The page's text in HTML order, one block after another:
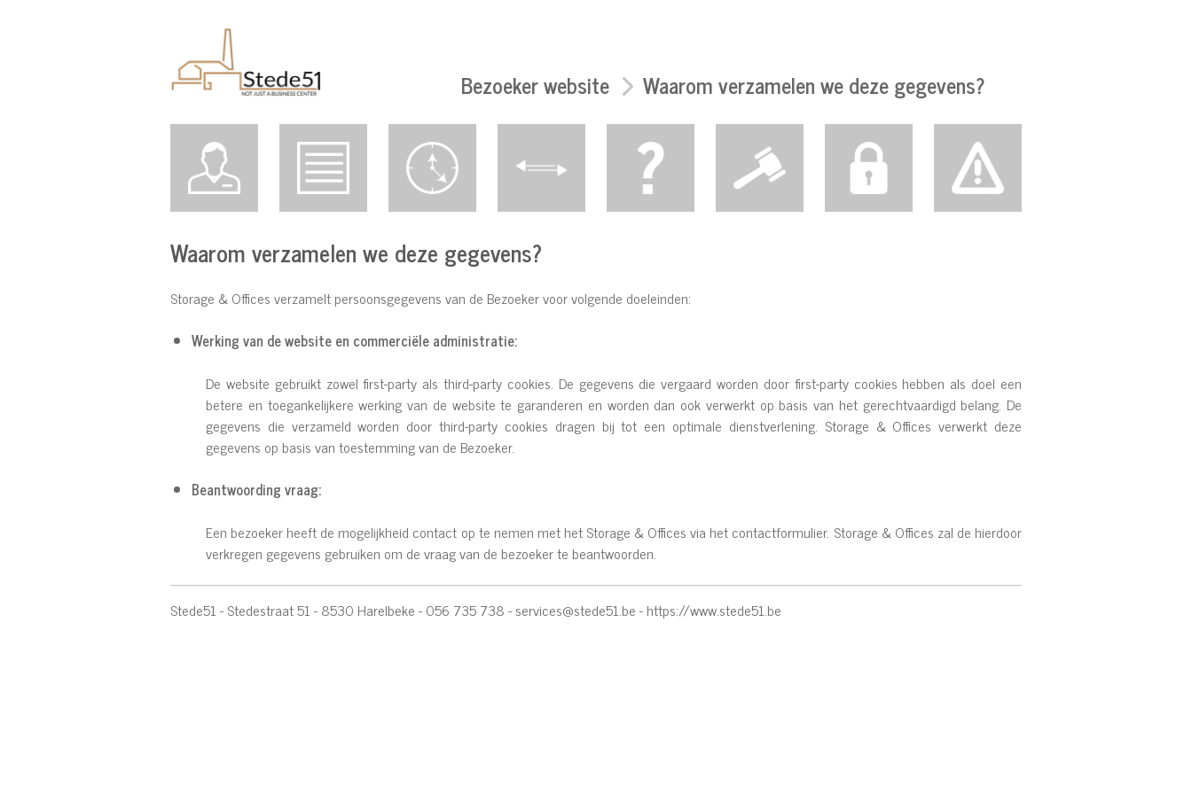
Bezoeker website Waarom verzamelen we deze gegevens?
Waarom verzamelen we deze gegevens?
Storage & Offices verzamelt persoonsgegevens van de Bezoeker voor volgende doeleinden:
Werking van de website en commerciële administratie:
De website gebruikt zowel first-party als third-party cookies. De gegevens die vergaard worden door first-party cookies hebben als doel een
betere en toegankelijkere werking van de website te garanderen en worden dan ook verwerkt op basis van het gerechtvaardigd belang. De
gegevens die verzameld worden door third-party cookies dragen bij tot een optimale dienstverlening. Storage & Offices verwerkt deze
gegevens op basis van toestemming van de Bezoeker.
Beantwoording vraag:
Een bezoeker heeft de mogelijkheid contact op te nemen met het Storage & Offices via het contactformulier. Storage & Offices zal de hierdoor
verkregen gegevens gebruiken om de vraag van de bezoeker te beantwoorden.
Stede51 - Stedestraat 51 - 8530 Harelbeke - 056 735 738 -services@stede51.be-https://www.stede51.be